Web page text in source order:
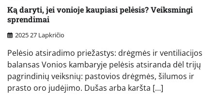
Ką daryti, jei vonioje kaupiasi pelėsis? Veiksmingi
sprendimai
2025 27 Lapkričio
Pelėsio atsiradimo priežastys: drėgmės ir ventiliacijos
balansas Vonios kambaryje pelėsis atsiranda dėl trijų
pagrindinių veiksnių: pastovios drėgmės, šilumos ir
prasto oro judėjimo. Dušas arba karšta […]